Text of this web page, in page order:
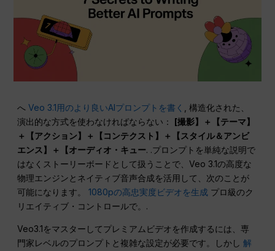
へVeo 3.1用のより良いAIプロンプトを書く
, 構造化された、
演出的な方式を使わなければならない： [撮影】＋【テーマ】
＋【アクション】＋【コンテクスト】＋【スタイル＆アンビ
エンス】＋【オーディオ・キュー. .プロンプトを単純な説明で
はなくストーリーボードとして扱うことで、Veo 3.1の高度な
物理エンジンとネイティブ音声合成を活用して、次のことが
可能になります。1080pの高忠実度ビデオを生成 プロ級のク
リエイティブ・コントロールで。.
Veo3.1をマスターしてプレミアムビデオを作成するには、専
門家レベルのプロンプトと複雑な設定が必要です。しかし解